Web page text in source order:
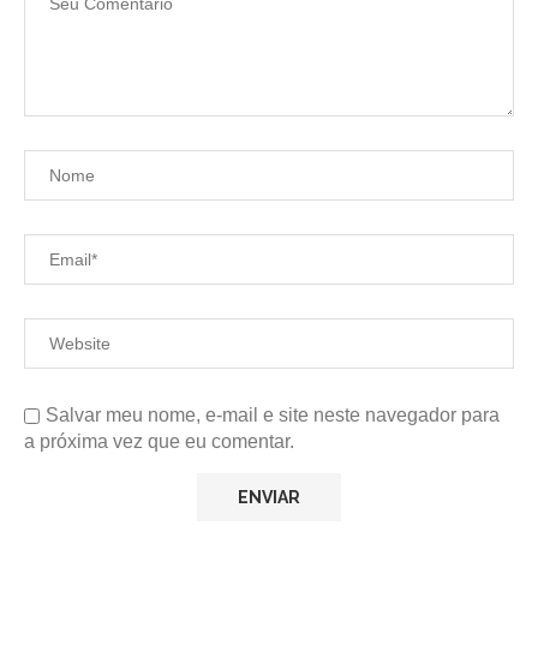
Salvar meu nome, e-mail e site neste navegador para
a próxima vez que eu comentar.